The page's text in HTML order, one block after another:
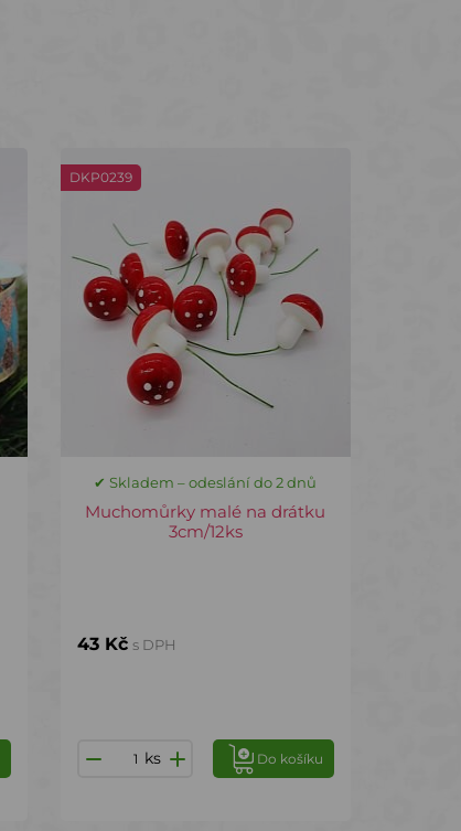
DKP0239
✔ Skladem – odeslání do 2 dnů
Muchomůrky malé na drátku
3cm/12ks
43 Kč s DPH
ks Do košíku